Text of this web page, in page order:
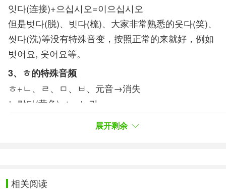
잇다(连接)+으십시오=이으십시오
但是벗다(脱)、빗다(梳)、大家非常熟悉的웃다(笑)、
씻다(洗)等没有特殊音变，按照正常的来就好，例如
벗어요, 웃어요等。
3、ㅎ的特殊音频
ㅎ+ㄴ、ㄹ、ㅁ、ㅂ、元音→消失
노랗다(黄色)+ㄴ=노란
노랗다(黄色)+랴=노라냐
노랗다(黄色)+아지다=노래지다
展开剩余
相关阅读